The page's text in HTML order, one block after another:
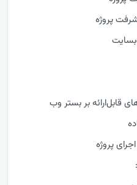
پروژه
قابل‌ارائه بر بستر وب
پروژه